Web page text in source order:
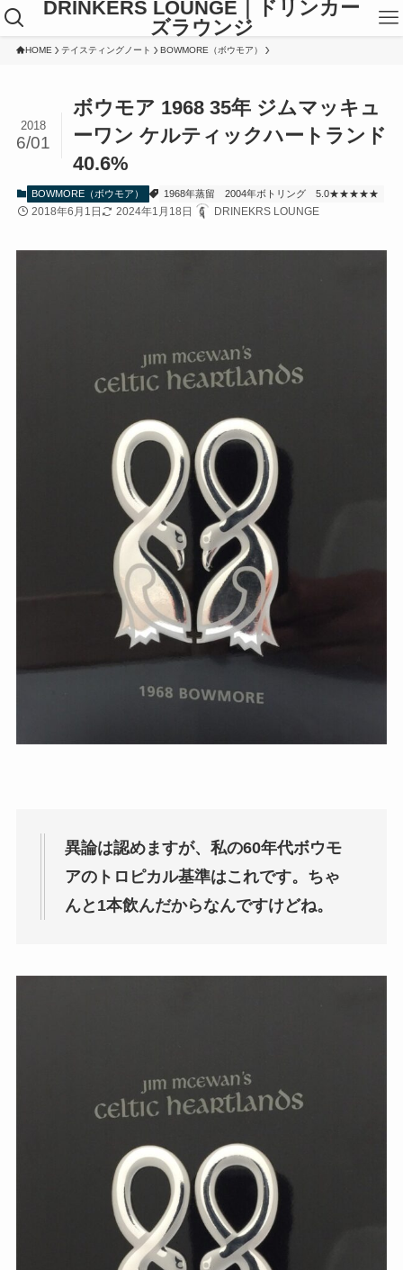
DRINKERS LOUNGE｜ドリンカー
ズラウンジ
HOME テイスティングノート BOWMORE（ボウモア）
ボウモア 1968 35年 ジムマッキュ
ーワン ケルティックハートランド
40.6%
2018
6/01
BOWMORE（ボウモア） 1968年蒸留 2004年ボトリング 5.0★★★★★
2018年6月1日 2024年1月18日 DRINEKRS LOUNGE
異論は認めますが、私の60年代ボウモ
アのトロピカル基準はこれです。ちゃ
んと1本飲んだからなんですけどね。